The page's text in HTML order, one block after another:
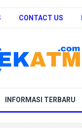
CONTACT US
INFORMASI TERBARU